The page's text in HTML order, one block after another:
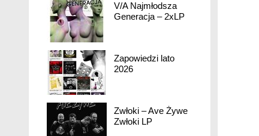
V/A Najmłodsza
Generacja – 2xLP
Zapowiedzi lato
2026
Zwłoki – Ave Żywe
Zwłoki LP